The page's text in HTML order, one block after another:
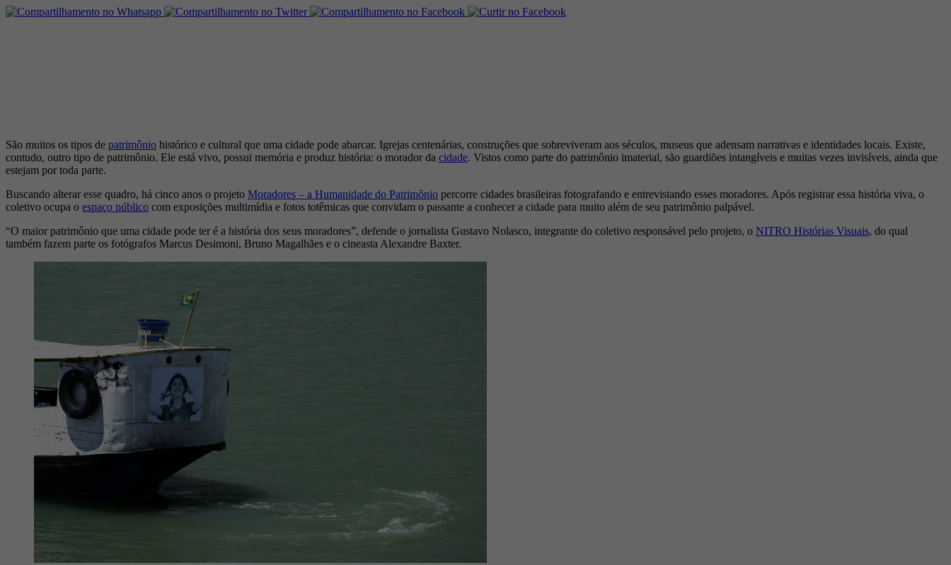
São muitos os tipos de patrimônio histórico e cultural que uma cidade pode abarcar. Igrejas centenárias, construções que sobreviveram aos séculos, museus que adensam narrativas e identidades locais. Existe,
contudo, outro tipo de patrimônio. Ele está vivo, possui memória e produz história: o morador da cidade. Vistos como parte do patrimônio imaterial, são guardiões intangíveis e muitas vezes invisíveis, ainda que
estejam por toda parte.
Buscando alterar esse quadro, há cinco anos o projeto Moradores – a Humanidade do Patrimônio percorre cidades brasileiras fotografando e entrevistando esses moradores. Após registrar essa história viva, o
coletivo ocupa o espaço público com exposições multimídia e fotos totêmicas que convidam o passante a conhecer a cidade para muito além de seu patrimônio palpável.
“O maior patrimônio que uma cidade pode ter é a história dos seus moradores”, defende o jornalista Gustavo Nolasco, integrante do coletivo responsável pelo projeto, o NITRO Histórias Visuais, do qual
também fazem parte os fotógrafos Marcus Desimoni, Bruno Magalhães e o cineasta Alexandre Baxter.